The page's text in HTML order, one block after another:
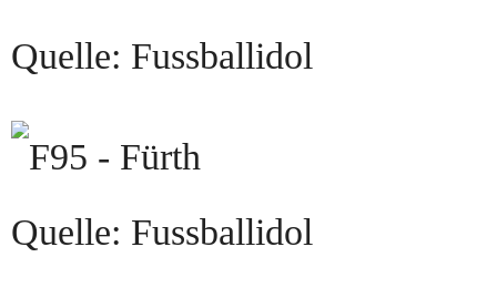
Quelle: Fussballidol
Quelle: Fussballidol